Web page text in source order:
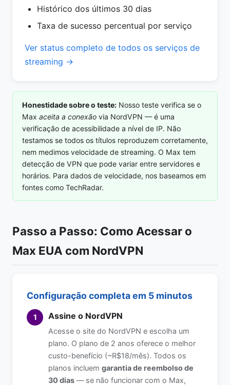
Histórico dos últimos 30 dias
Taxa de sucesso percentual por serviço
Ver status completo de todos os serviços de
streaming →
Honestidade sobre o teste: Nosso teste verifica se o
Max aceita a conexão via NordVPN — é uma
verificação de acessibilidade a nível de IP. Não
testamos se todos os títulos reproduzem corretamente,
nem medimos velocidade de streaming. O Max tem
detecção de VPN que pode variar entre servidores e
horários. Para dados de velocidade, nos baseamos em
fontes como TechRadar.
Passo a Passo: Como Acessar o
Max EUA com NordVPN
Configuração completa em 5 minutos
1 Assine o NordVPN
Acesse o site do NordVPN e escolha um
plano. O plano de 2 anos oferece o melhor
custo-benefício (~R$18/mês). Todos os
planos incluem garantia de reembolso de
30 dias — se não funcionar com o Max,